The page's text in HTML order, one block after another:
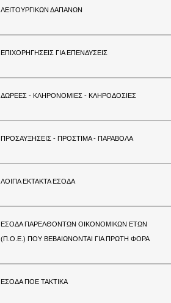
ΛΕΙΤΟΥΡΓΙΚΩΝ ΔΑΠΑΝΩΝ
ΕΠΙΧΟΡΗΓΗΣΕΙΣ ΓΙΑ ΕΠΕΝΔΥΣΕΙΣ
ΔΩΡΕΕΣ - ΚΛΗΡΟΝΟΜΙΕΣ - ΚΛΗΡΟΔΟΣΙΕΣ
ΠΡΟΣΑΥΞΗΣΕΙΣ - ΠΡΟΣΤΙΜΑ - ΠΑΡΑΒΟΛΑ
ΛΟΙΠΑ ΕΚΤΑΚΤΑ ΕΣΟΔΑ
ΕΣΟΔΑ ΠΑΡΕΛΘΟΝΤΩΝ ΟΙΚΟΝΟΜΙΚΩΝ ΕΤΩΝ
(Π.Ο.Ε.) ΠΟΥ ΒΕΒΑΙΩΝΟΝΤΑΙ ΓΙΑ ΠΡΩΤΗ ΦΟΡΑ
ΕΣΟΔΑ ΠΟΕ ΤΑΚΤΙΚΑ